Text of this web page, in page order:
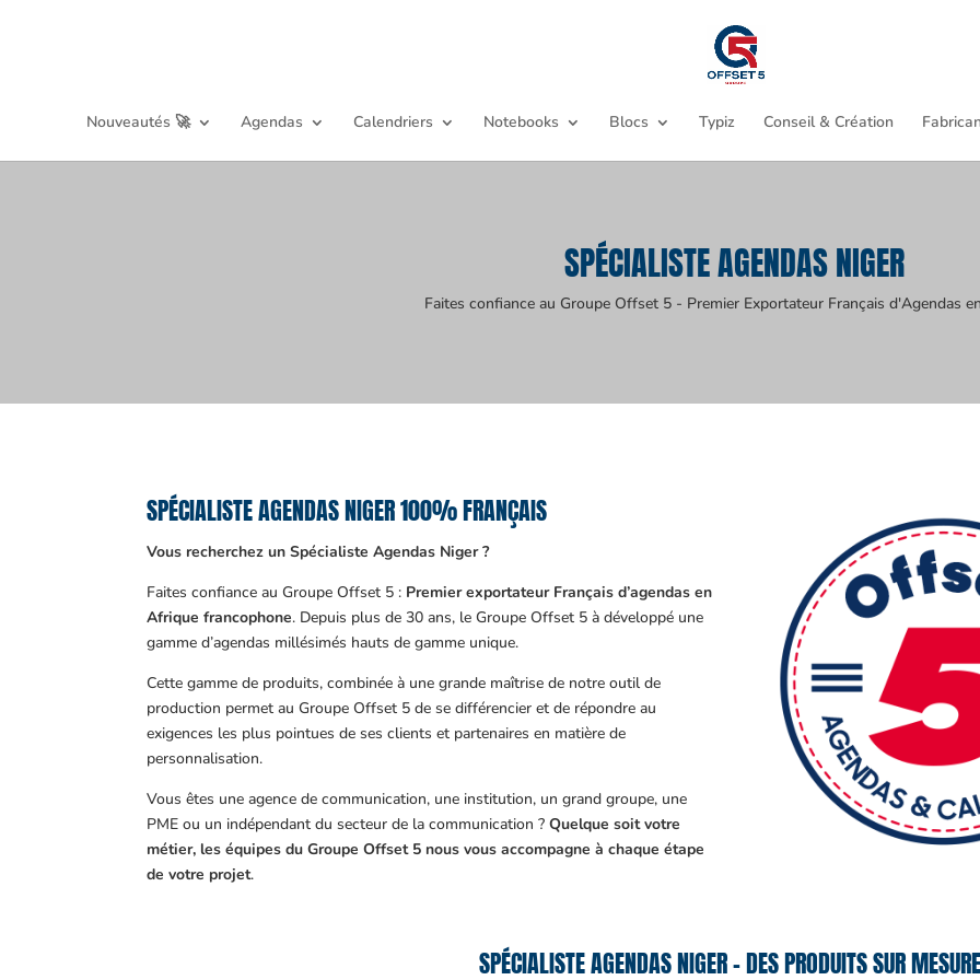
Nouveautés 🚀 Agendas Calendriers Notebooks Blocs Typiz Conseil & Création
SPÉCIALISTE AGENDAS NIGER
Faites confiance au Groupe Offset 5 - Premier Exportateur Français d'Agendas
SPÉCIALISTE AGENDAS NIGER 100% FRANÇAIS
Vous recherchez un Spécialiste Agendas Niger ?
Faites confiance au Groupe Offset 5 : Premier exportateur Français d’agendas en
Afrique francophone. Depuis plus de 30 ans, le Groupe Offset 5 à développé une
gamme d’agendas millésimés hauts de gamme unique.
Cette gamme de produits, combinée à une grande maîtrise de notre outil de
production permet au Groupe Offset 5 de se différencier et de répondre au
exigences les plus pointues de ses clients et partenaires en matière de
personnalisation.
Vous êtes une agence de communication, une institution, un grand groupe, une
PME ou un indépendant du secteur de la communication ?Quelque soit votre
métier, les équipes du Groupe Offset 5 nous vous accompagne à chaque étape
de votre projet.
SPÉCIALISTE AGENDAS NIGER – DES PRODUITS SUR